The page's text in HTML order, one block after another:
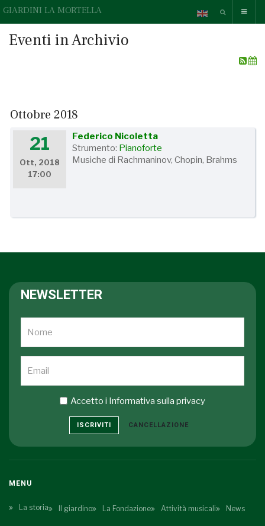
GIARDINI LA MORTELLA
Eventi in Archivio
Ottobre 2018
21
Ott, 2018
17:00
Federico Nicoletta
Strumento: Pianoforte
Musiche di Rachmaninov, Chopin, Brahms
NEWSLETTER
Accetto i Informativa sulla privacy
ISCRIVITI CANCELLAZIONE
MENU
La storia Il giardino La Fondazione Attività musicali News